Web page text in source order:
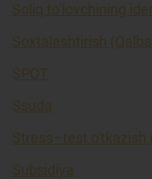
Soliq to’lovchining
Soxtalashtirish
SPOT
Ssuda
Stress–test o'tkazish
Subsidiya